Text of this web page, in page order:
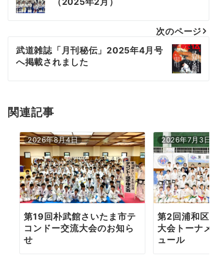
ナ
ビ
ゲ
ョ
ン
次のページ
武道雑誌「月刊秘伝」2025年4月号
へ掲載されました
関連記事
2026年8月4日
第19回朴武館さいたま市テ
コンドー交流大会のお知ら
せ
2026年7月3日
第2回浦和区
大会トーナメ
ュール